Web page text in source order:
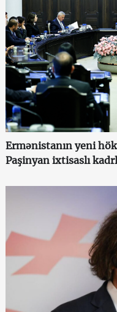
Ermənistanın yeni
Paşinyan ixtisaslı